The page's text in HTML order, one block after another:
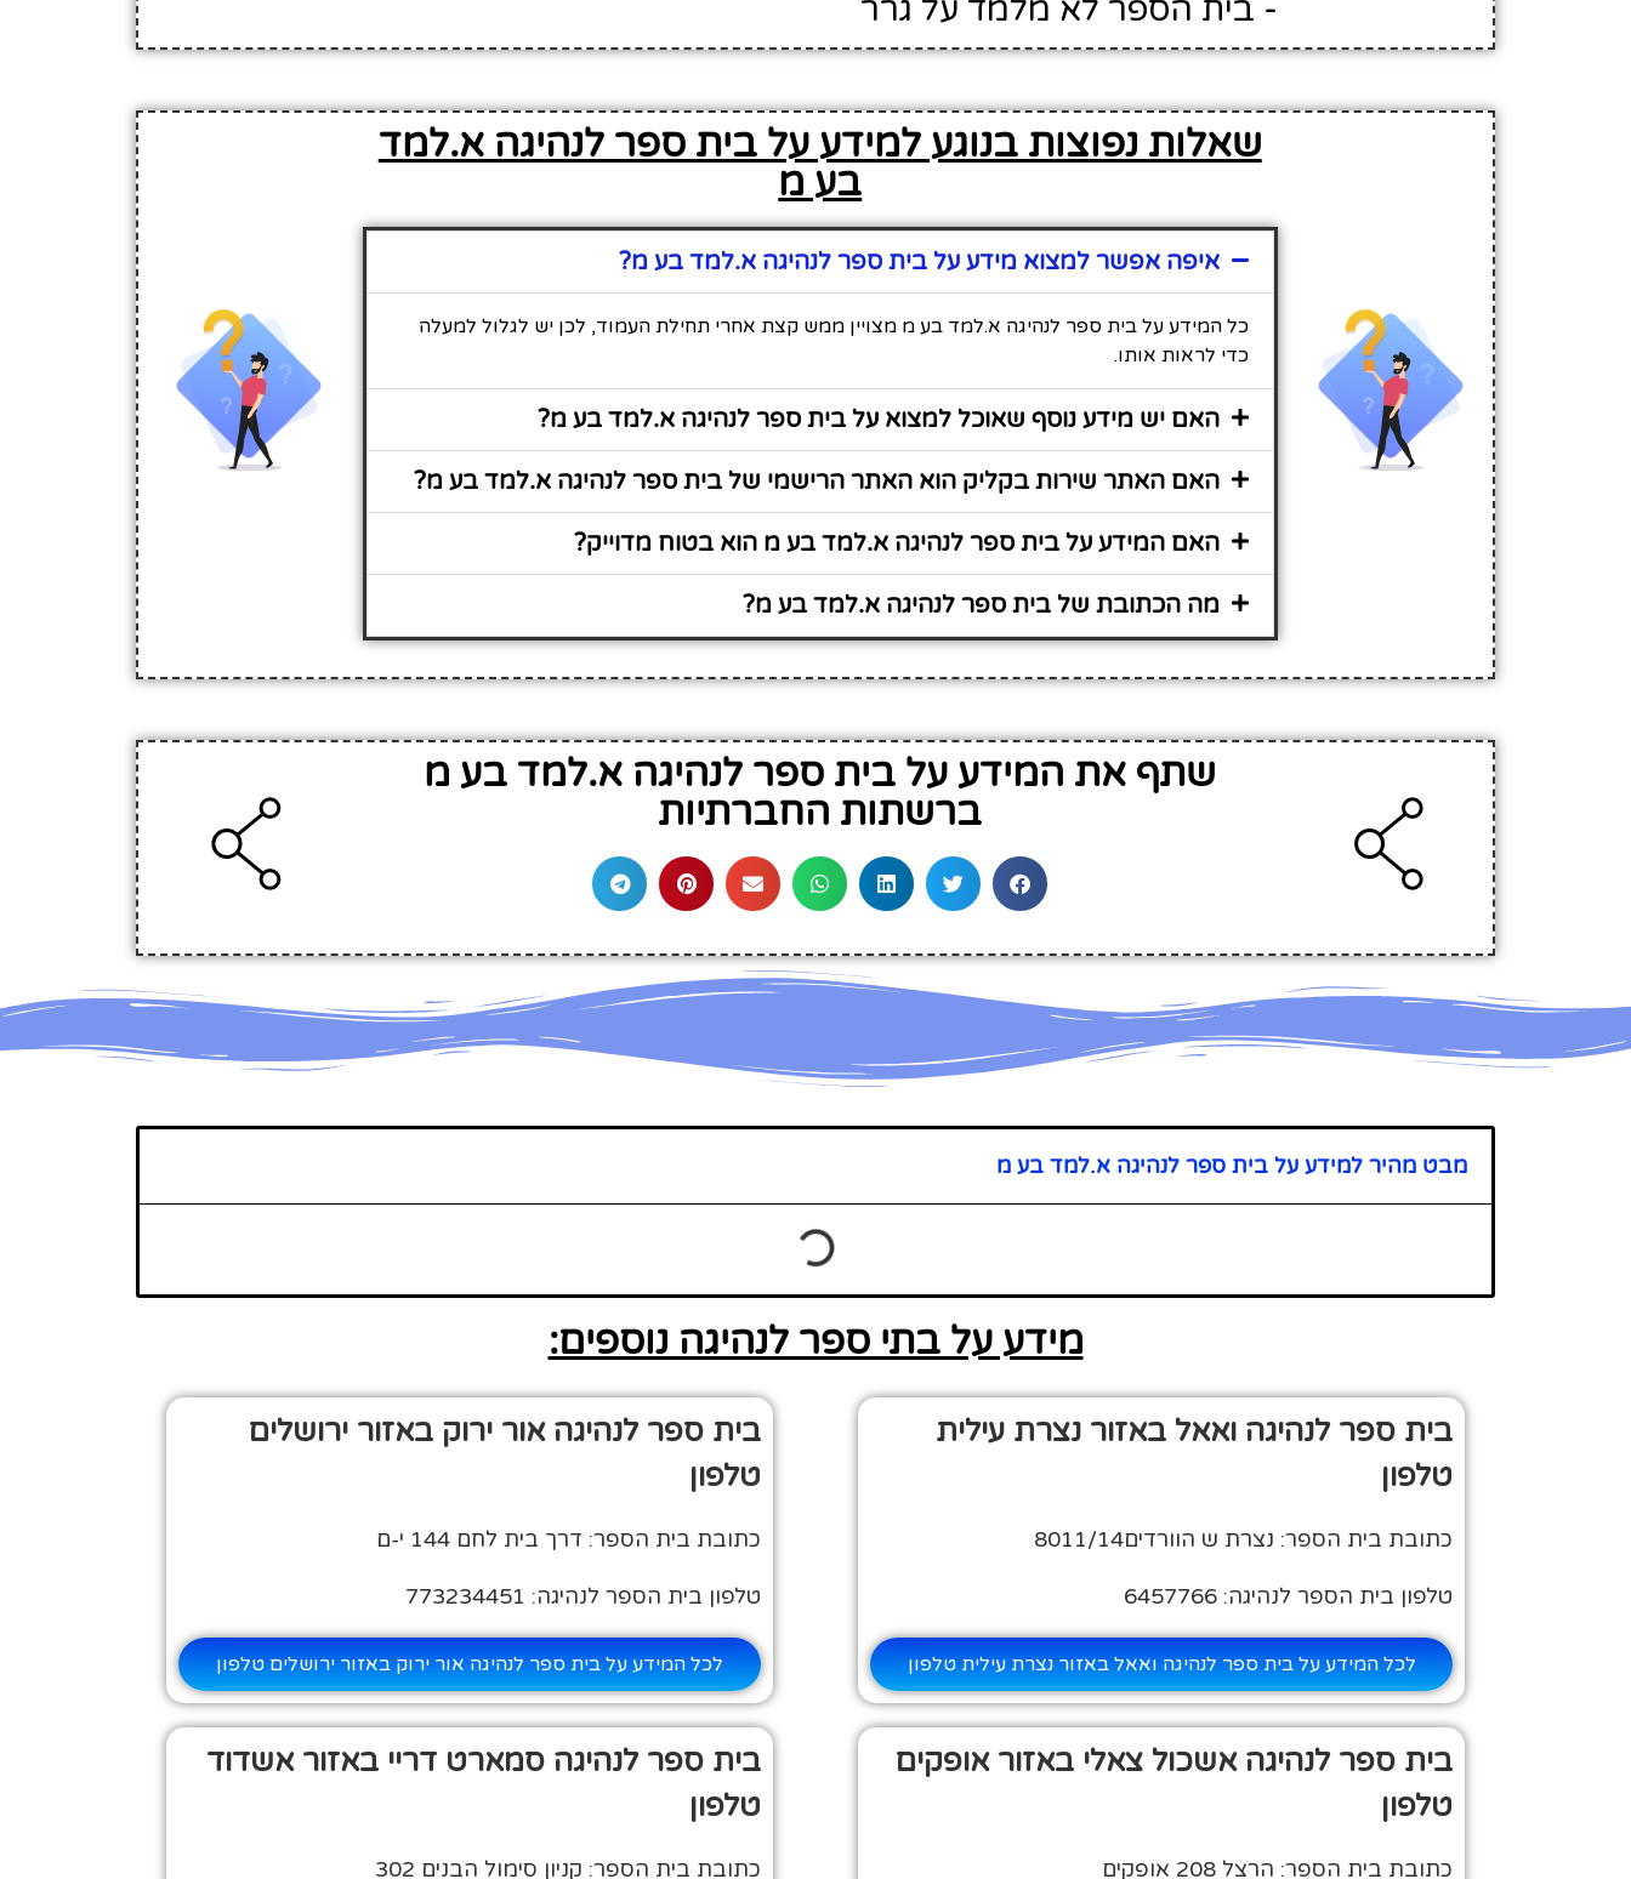
- בית הספר לא מלמד על גרר
שאלות נפוצות בנוגע למידע על בית ספר לנהיגה א.למד
בע מ
איפה אפשר למצוא מידע על בית ספר לנהיגה א.למד בע מ?
כל המידע על בית ספר לנהיגה א.למד בע מ מצויין ממש קצת אחרי תחילת העמוד, לכן יש לגלול למעלה
כדי לראות אותו.
האם יש מידע נוסף שאוכל למצוא על בית ספר לנהיגה א.למד בע מ?
האם האתר שירות בקליק הוא האתר הרישמי של בית ספר לנהיגה א.למד בע מ?
האם המידע על בית ספר לנהיגה א.למד בע מ הוא בטוח מדוייק?
מה הכתובת של בית ספר לנהיגה א.למד בע מ?
שתף את המידע על בית ספר לנהיגה א.למד בע מ
ברשתות החברתיות
מבט מהיר למידע על בית ספר לנהיגה א.למד בע מ
מידע על בתי ספר לנהיגה נוספים:
בית ספר לנהיגה ואאל באזור נצרת עילית
טלפון
כתובת בית הספר: נצרת ש הוורדים8011/14
טלפון בית הספר לנהיגה: 6457766
לכל המידע על בית ספר לנהיגה ואאל באזור נצרת עילית טלפון
בית ספר לנהיגה אור ירוק באזור ירושלים
טלפון
כתובת בית הספר: דרך בית לחם 144 י-ם
טלפון בית הספר לנהיגה: 773234451
לכל המידע על בית ספר לנהיגה אור ירוק באזור ירושלים טלפון
בית ספר לנהיגה אשכול צאלי באזור אופקים
טלפון
כתובת בית הספר: הרצל 208 אופקים
בית ספר לנהיגה סמארט דריי באזור אשדוד
טלפון
כתובת בית הספר: קניון סימול הבנים 302